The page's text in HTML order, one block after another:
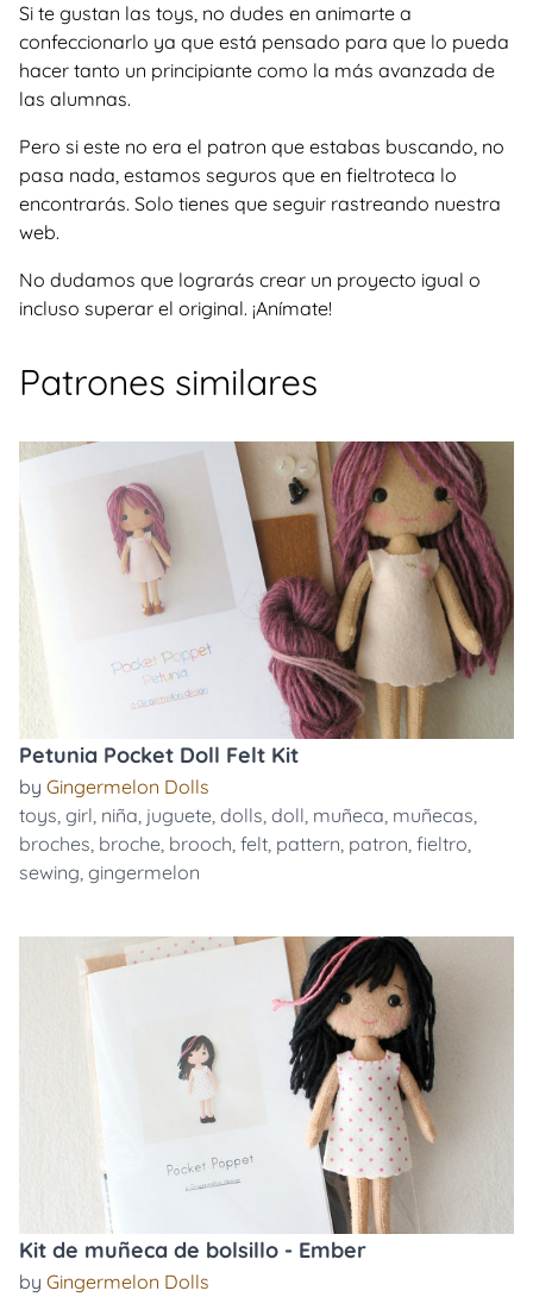
Si te gustan las toys, no dudes en animarte a
confeccionarlo ya que está pensado para que lo pueda
hacer tanto un principiante como la más avanzada de
las alumnas.
Pero si este no era el patron que estabas buscando, no
pasa nada, estamos seguros que en fieltroteca lo
encontrarás. Solo tienes que seguir rastreando nuestra
web.
No dudamos que lograrás crear un proyecto igual o
incluso superar el original. ¡Anímate!
Patrones similares
Petunia Pocket Doll Felt Kit
by Gingermelon Dolls
toys, girl, niña, juguete, dolls, doll, muñeca, muñecas,
broches, broche, brooch, felt, pattern, patron, fieltro,
sewing, gingermelon
Kit de muñeca de bolsillo - Ember
by Gingermelon Dolls